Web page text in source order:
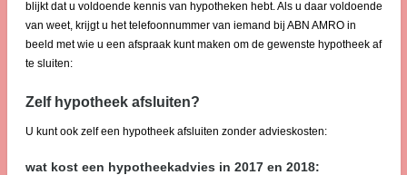
blijkt dat u voldoende kennis van hypotheken hebt. Als u daar voldoende
van weet, krijgt u het telefoonnummer van iemand bij ABN AMRO in
beeld met wie u een afspraak kunt maken om de gewenste hypotheek af
te sluiten:
Zelf hypotheek afsluiten?
U kunt ook zelf een hypotheek afsluiten zonder advieskosten:
wat kost een hypotheekadvies in 2017 en 2018: